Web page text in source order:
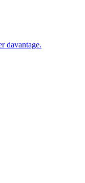
davantage.